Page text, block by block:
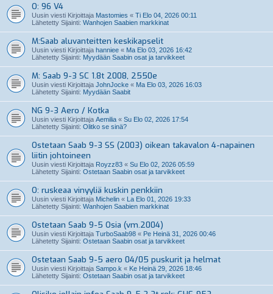
O: 96 V4
Uusin viesti Kirjoittaja Mastomies « Ti Elo 04, 2026 00:11
Lähetetty Sijainti: Wanhojen Saabien markkinat
M:Saab aluvanteitten keskikapselit
Uusin viesti Kirjoittaja hanniee « Ma Elo 03, 2026 16:42
Lähetetty Sijainti: Myydään Saabin osat ja tarvikkeet
M: Saab 9-3 SC 1.8t 2008, 2550e
Uusin viesti Kirjoittaja JohnJocke « Ma Elo 03, 2026 16:03
Lähetetty Sijainti: Myydään Saabit
NG 9-3 Aero / Kotka
Uusin viesti Kirjoittaja Aemilia « Su Elo 02, 2026 17:54
Lähetetty Sijainti: Olitko se sinä?
Ostetaan Saab 9-3 SS (2003) oikean takavalon 4-napainen
liitin johtoineen
Uusin viesti Kirjoittaja Royzz83 « Su Elo 02, 2026 05:59
Lähetetty Sijainti: Ostetaan Saabin osat ja tarvikkeet
O: ruskeaa vinyyliä kuskin penkkiin
Uusin viesti Kirjoittaja Michelin « La Elo 01, 2026 19:33
Lähetetty Sijainti: Wanhojen Saabien markkinat
Ostetaan Saab 9-5 Osia (vm.2004)
Uusin viesti Kirjoittaja TurboSaab98 « Pe Heinä 31, 2026 00:46
Lähetetty Sijainti: Ostetaan Saabin osat ja tarvikkeet
Ostetaan Saab 9-5 aero 04/05 puskurit ja helmat
Uusin viesti Kirjoittaja Sampo.k « Ke Heinä 29, 2026 18:46
Lähetetty Sijainti: Ostetaan Saabin osat ja tarvikkeet